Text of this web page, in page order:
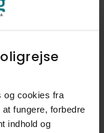
og cookies fra
fungere, forbedre
indhold og